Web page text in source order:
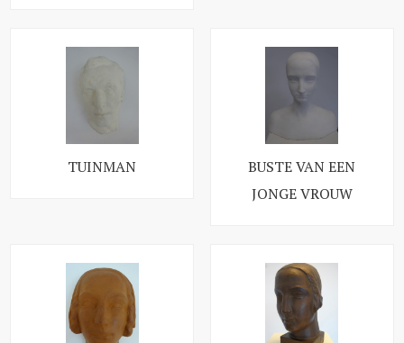
TUINMAN
BUSTE VAN EEN
JONGE VROUW